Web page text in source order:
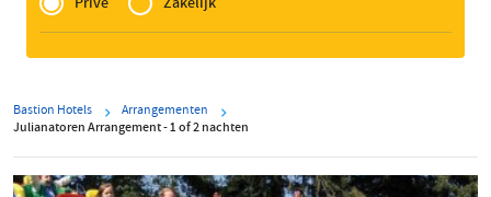
Zakelijk
Bastion Hotels
Arrangementen
Julianatoren Arrangement - 1 of 2 nachten